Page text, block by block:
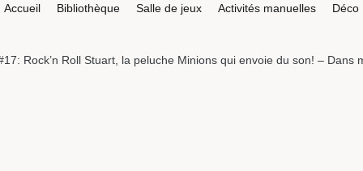
Accueil Bibliothèque Salle de jeux Activités manuelles Déco
Rock’n Roll Stuart, la peluche Minions qui envoie du son! – Dans